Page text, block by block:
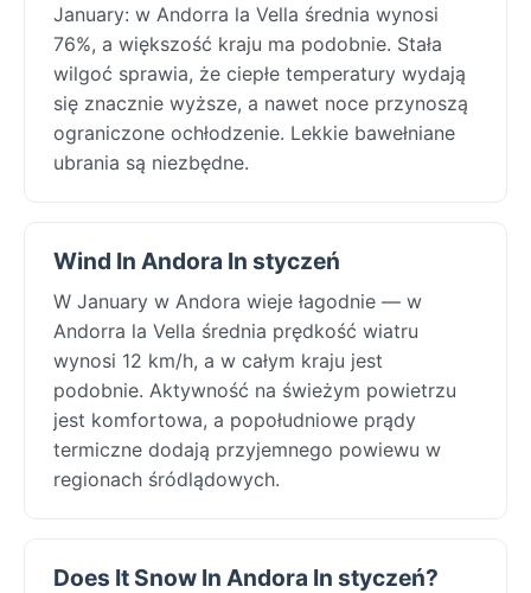
January: w Andorra la Vella średnia wynosi
76%, a większość kraju ma podobnie. Stała
wilgoć sprawia, że ciepłe temperatury wydają
się znacznie wyższe, a nawet noce przynoszą
ograniczone ochłodzenie. Lekkie bawełniane
ubrania są niezbędne.
Wind In Andora In styczeń
W January w Andora wieje łagodnie — w
Andorra la Vella średnia prędkość wiatru
wynosi 12 km/h, a w całym kraju jest
podobnie. Aktywność na świeżym powietrzu
jest komfortowa, a popołudniowe prądy
termiczne dodają przyjemnego powiewu w
regionach śródlądowych.
Does It Snow In Andora In styczeń?